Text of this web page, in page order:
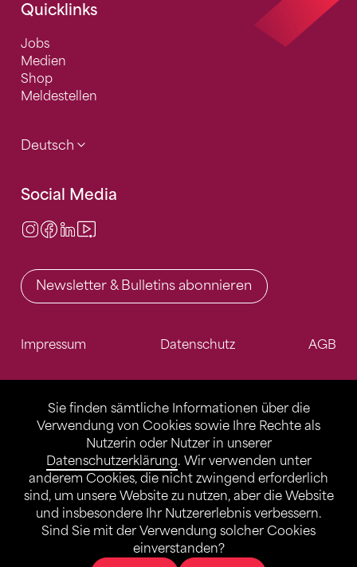
Sie finden sämtliche Informationen über die
Verwendung von Cookies sowie Ihre Rechte als
Nutzerin oder Nutzer in unserer
Datenschutzerklärung. Wir verwenden unter
anderem Cookies, die nicht zwingend erforderlich
sind, um unsere Website zu nutzen, aber die Website
und insbesondere Ihr Nutzererlebnis verbessern.
Sind Sie mit der Verwendung solcher Cookies
einverstanden?
Quicklinks
Jobs
Medien
Shop
Meldestellen
Deutsch
Social Media
Instagram
Facebook
LinkedIn
Newsletter & Bulletins abonnieren
Impressum Datenschutz AGB